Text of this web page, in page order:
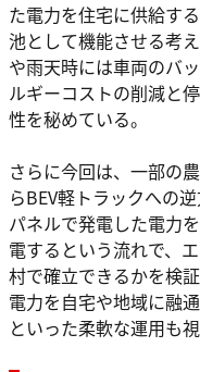
た電力を住宅に供給す
池として機能させる考
や雨天時には車両のバ
ルギーコストの削減と
性を秘めている。
さらに今回は、一部の
らBEV軽トラックへの
パネルで発電した電力
電するという流れで、
村で確立できるかを検
電力を自宅や地域に融
といった柔軟な運用も視